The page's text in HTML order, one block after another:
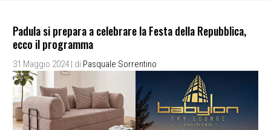
Padula si prepara a celebrare la Festa della Repubblica,
ecco il programma
31 Maggio 2024 | di Pasquale Sorrentino